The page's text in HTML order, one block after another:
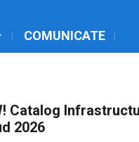
COMUNICATE
Catalog
2026